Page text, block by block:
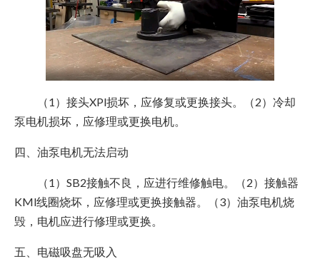
（1）接头XPl损坏，应修复或更换接头。（2）冷却
泵电机损坏，应修理或更换电机。
四、油泵电机无法启动
（1）SB2接触不良，应进行维修触电。（2）接触器
KMl线圈烧坏，应修理或更换接触器。（3）油泵电机烧
毁，电机应进行修理或更换。
五、电磁吸盘无吸入